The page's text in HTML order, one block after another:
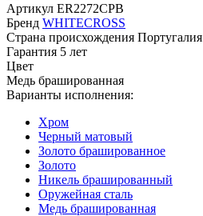
Артикул ER2272CPB
Бренд WHITECROSS
Страна происхождения Португалия
Гарантия 5 лет
Цвет
Медь брашированная
Варианты исполнения:
Хром
Черный матовый
Золото брашированное
Золото
Никель брашированный
Оружейная сталь
Медь брашированная